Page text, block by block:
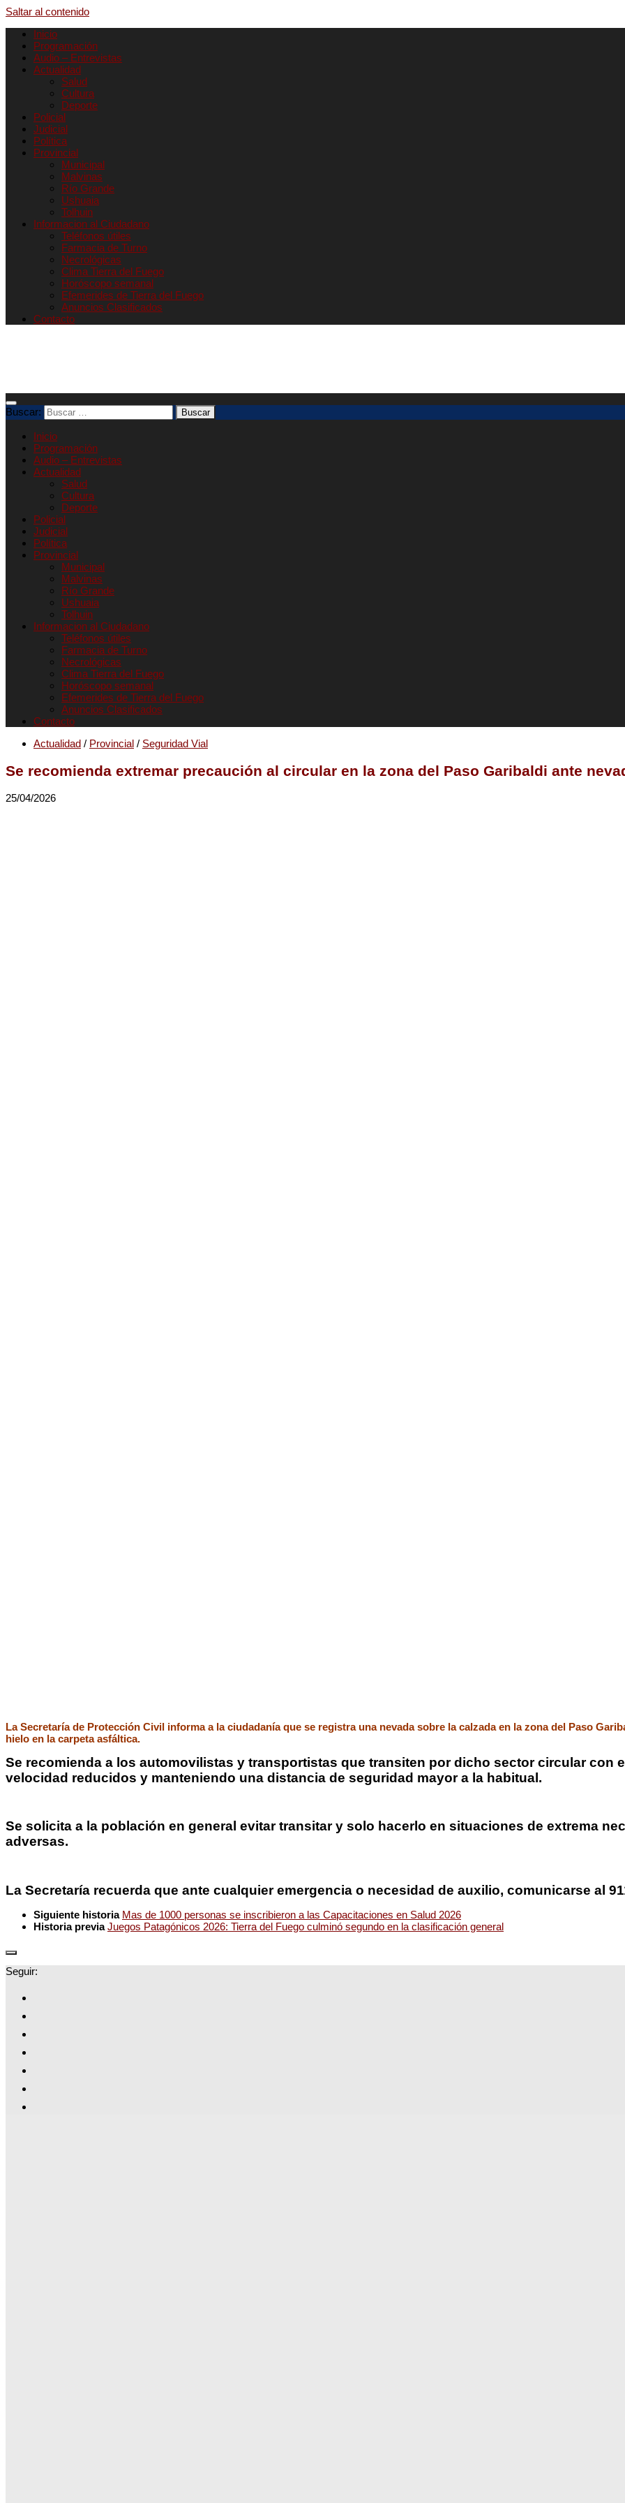
Saltar al contenido
Inicio
Programación
Audio – Entrevistas
Actualidad
Salud
Cultura
Deporte
Policial
Judicial
Política
Provincial
Municipal
Malvinas
Río Grande
Ushuaia
Tolhuin
Informacion al Ciudadano
Teléfonos útiles
Farmacia de Turno
Necrológicas
Clima Tierra del Fuego
Horóscopo semanal
Efemerides de Tierra del Fuego
Anuncios Clasificados
Contacto
Buscar:
Inicio
Programación
Audio – Entrevistas
Actualidad
Salud
Cultura
Deporte
Policial
Judicial
Política
Provincial
Municipal
Malvinas
Río Grande
Ushuaia
Tolhuin
Informacion al Ciudadano
Teléfonos útiles
Farmacia de Turno
Necrológicas
Clima Tierra del Fuego
Horóscopo semanal
Efemerides de Tierra del Fuego
Anuncios Clasificados
Contacto
Actualidad / Provincial / Seguridad Vial
Se recomienda extremar precaución al circular en la zona del Paso Garibaldi ante
25/04/2026
La Secretaría de Protección Civil informa a la ciudadanía que se registra una nevada sobre la calzada en la zona del Paso
hielo en la carpeta asfáltica.
Se recomienda a los automovilistas y transportistas que transiten por dicho sector circular con
velocidad reducidos y manteniendo una distancia de seguridad mayor a la habitual.
Se solicita a la población en general evitar transitar y solo hacerlo en situaciones de extrema
adversas.
La Secretaría recuerda que ante cualquier emergencia o necesidad de auxilio, comunicarse al
Siguiente historia Mas de 1000 personas se inscribieron a las Capacitaciones en Salud 2026
Historia previaJuegos Patagónicos 2026: Tierra del Fuego culminó segundo en la clasificación general
Seguir: